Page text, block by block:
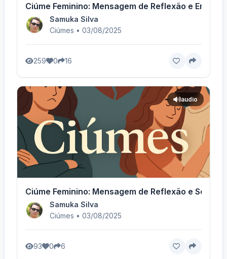
Ciúme Feminino: Mensagem de Reflexão e
Samuka Silva
Ciúmes • 03/08/2025
259 0 16
audio
Ciúme Feminino: Mensagem de Reflexão e
Samuka Silva
Ciúmes • 03/08/2025
93 0 6